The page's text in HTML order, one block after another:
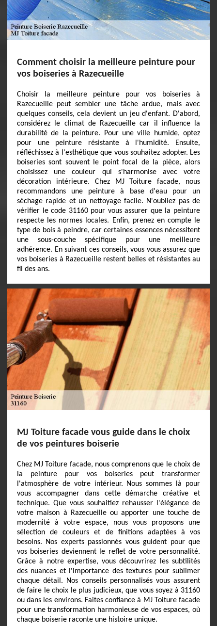
Comment choisir la meilleure peinture pour
vos boiseries à Razecueille
Choisir la meilleure peinture pour vos boiseries à
Razecueille peut sembler une tâche ardue, mais avec
quelques conseils, cela devient un jeu d'enfant. D'abord,
considérez le climat de Razecueille car il influence la
durabilité de la peinture. Pour une ville humide, optez
pour une peinture résistante à l'humidité. Ensuite,
réfléchissez à l'esthétique que vous souhaitez adopter. Les
boiseries sont souvent le point focal de la pièce, alors
choisissez une couleur qui s'harmonise avec votre
décoration intérieure. Chez MJ Toiture facade, nous
recommandons une peinture à base d'eau pour un
séchage rapide et un nettoyage facile. N'oubliez pas de
vérifier le code 31160 pour vous assurer que la peinture
respecte les normes locales. Enfin, prenez en compte le
type de bois à peindre, car certaines essences nécessitent
une sous-couche spécifique pour une meilleure
adhérence. En suivant ces conseils, vous vous assurez que
vos boiseries à Razecueille restent belles et résistantes au
fil des ans.
MJ Toiture facade vous guide dans le choix
de vos peintures boiserie
Chez MJ Toiture facade, nous comprenons que le choix de
la peinture pour vos boiseries peut transformer
l'atmosphère de votre intérieur. Nous sommes là pour
vous accompagner dans cette démarche créative et
technique. Que vous souhaitiez rehausser l'élégance de
votre maison à Razecueille ou apporter une touche de
modernité à votre espace, nous vous proposons une
sélection de couleurs et de finitions adaptées à vos
besoins. Nos experts passionnés vous guident pour que
vos boiseries deviennent le reflet de votre personnalité.
Grâce à notre expertise, vous découvrirez les subtilités
des nuances et l'importance des textures pour sublimer
chaque détail. Nos conseils personnalisés vous assurent
de faire le choix le plus judicieux, que vous soyez à 31160
ou dans les environs. Faites confiance à MJ Toiture facade
pour une transformation harmonieuse de vos espaces, où
chaque boiserie raconte une histoire unique.